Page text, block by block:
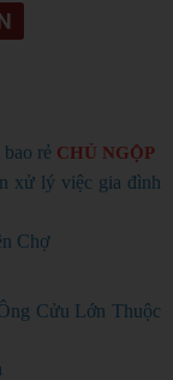
rẻ CHỦ NGỘP
xử lý việc gia đình
Chợ
Cửu Lớn Thuộc